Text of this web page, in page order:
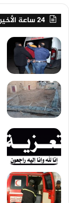
24 ساعة الأخيرة